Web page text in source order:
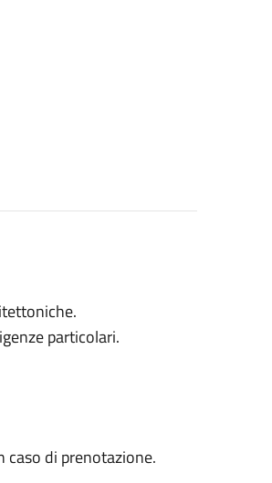
particolari.
caso di prenotazione.